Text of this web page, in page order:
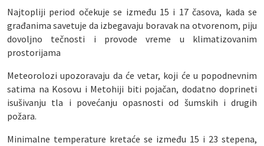
Najtopliji period očekuje se između 15 i 17 časova, kada se
građanima savetuje da izbegavaju boravak na otvorenom, piju
dovoljno tečnosti i provode vreme u klimatizovanim
prostorijama
Meteorolozi upozoravaju da će vetar, koji će u popodnevnim
satima na Kosovu i Metohiji biti pojačan, dodatno doprineti
isušivanju tla i povećanju opasnosti od šumskih i drugih
požara.
Minimalne temperature kretaće se između 15 i 23 stepena,